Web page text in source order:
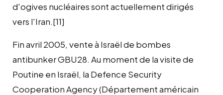
d'ogives nucléaires sont actuellement dirigés
vers l'Iran.[11]
Fin avril 2005, vente à Israël de bombes
antibunker GBU28. Au moment de la visite de
Poutine en Israël, la Defence Security
Cooperation Agency (Département américain